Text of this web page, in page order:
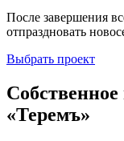
После завершения
отпраздновать
Выбрать проект
«Теремъ»